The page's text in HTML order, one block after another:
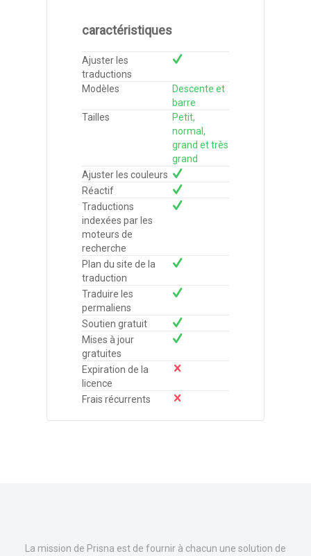
caractéristiques
Ajuster les
traductions
Modèles
Descente et
barre
Tailles
Petit,
normal,
grand et très
grand
Ajuster les couleurs
Réactif
Traductions
indexées par les
moteurs de
recherche
Plan du site de la
traduction
Traduire les
permaliens
Soutien gratuit
Mises à jour
gratuites
Expiration de la
licence
Frais récurrents
La mission de Prisna est de fournir à chacun une solution de